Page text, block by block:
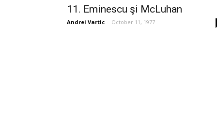
11. Eminescu şi McLuhan
Andrei Vartic - October 11, 1977